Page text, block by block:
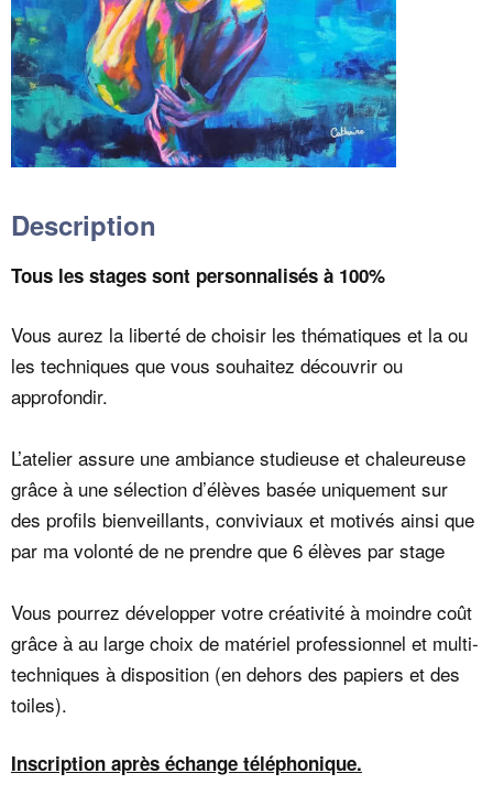
Description
Tous les stages sont personnalisés à 100%
Vous aurez la liberté de choisir les thématiques et la ou
les techniques que vous souhaitez découvrir ou
approfondir.
L’atelier assure une ambiance studieuse et chaleureuse
grâce à une sélection d’élèves basée uniquement sur
des profils bienveillants, conviviaux et motivés ainsi que
par ma volonté de ne prendre que 6 élèves par stage
Vous pourrez développer votre créativité à moindre coût
grâce à au large choix de matériel professionnel et multi-
techniques à disposition (en dehors des papiers et des
toiles).
Inscription après échange téléphonique.